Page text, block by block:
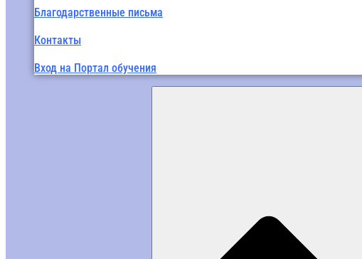
Благодарственные письма
Контакты
Вход на Портал обучения